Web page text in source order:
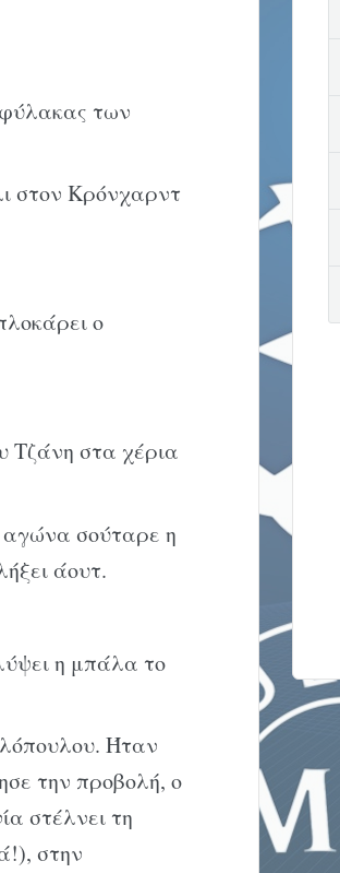
των
στον Κρόνχαρντ
ο
Τζάνη στα χέρια
αγώνα σούταρε η
άουτ.
η μπάλα το
Ήταν
την προβολή, ο
στέλνει τη
στην